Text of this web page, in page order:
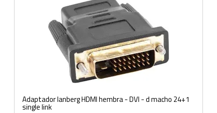
Adaptador lanberg HDMI hembra - DVI - d macho 24+1
single link